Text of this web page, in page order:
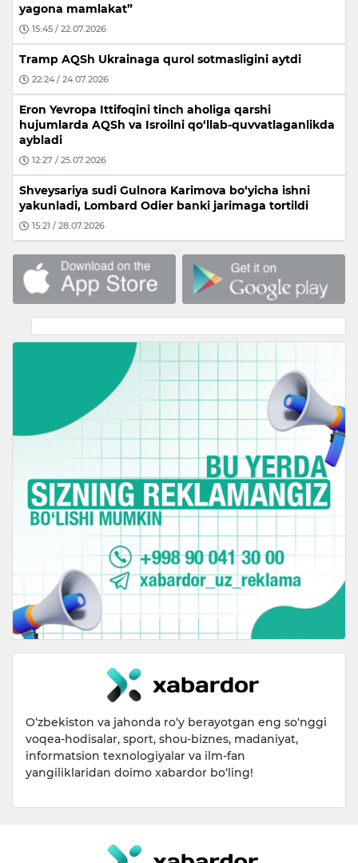
yagona mamlakat”
15:45 / 22.07.2026
Tramp AQSh Ukrainaga qurol sotmasligini aytdi
22:24 / 24.07.2026
Eron Yevropa Ittifoqini tinch aholiga qarshi
hujumlarda AQSh va Isroilni qo‘llab-quvvatlaganlikda
aybladi
12:27 / 25.07.2026
Shveysariya sudi Gulnora Karimova bo‘yicha ishni
yakunladi, Lombard Odier banki jarimaga tortildi
15:21 / 28.07.2026
O‘zbekiston va jahonda ro‘y berayotgan eng so‘nggi
voqea-hodisalar, sport, shou-biznes, madaniyat,
informatsion texnologiyalar va ilm-fan
yangiliklaridan doimo xabardor bo‘ling!